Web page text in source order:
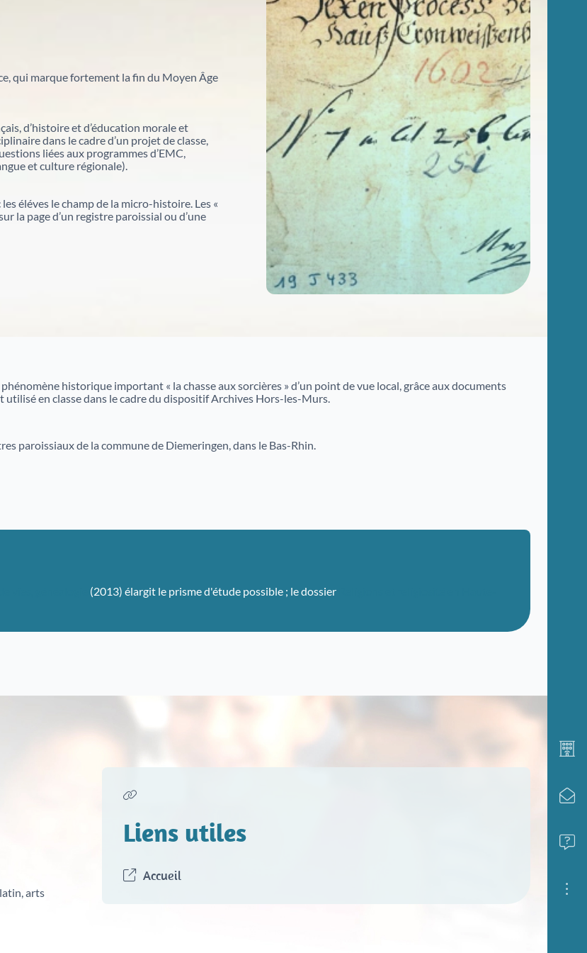
qui marque fortement la fin du Moyen Âge
d’histoire et d’éducation morale et
dans le cadre d’un projet de classe,
liées aux programmes d’EMC,
et culture régionale).
éléves le champ de la micro-histoire. Les «
la page d’un registre paroissial ou d’une
historique important « la chasse aux sorcières » d’un point de vue local, grâce aux documents
utilisé en classe dans le cadre du dispositif Archives Hors-les-Murs.
paroissiaux de la commune de Diemeringen, dans le Bas-Rhin.
(2013) élargit le prisme d'étude possible ; le dossier
arts
Liens utiles
Accueil
État des fonds du Haut-Rhin
Afin de vous aider dans vos recherches
historiques, administratives ou généalogiques,
nous vous proposons des fiches d'aide portant
sur des thématiques variées.
Famille et généalogie
Affaires de nationalité et émigration
Evénements historiques, conflits et soldats
Justice Sites et bâtiments
Cadastre, enregistrement et notariat
Métiers et fonctions Culture et loisirs